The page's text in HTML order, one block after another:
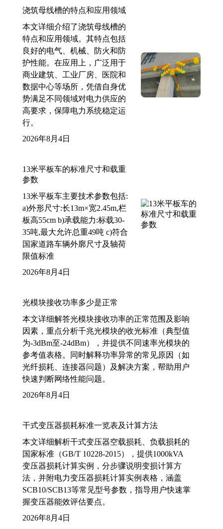
浇筑母线槽的特点和应用领域
本文详细介绍了浇筑母线槽的
特点和应用领域。其特点包括
良好的电气、机械、防火和防
护性能。在应用上，广泛用于
商业建筑、工业厂房、医院和
数据中心等场所，凭借自身优
势满足不同领域对电力供应的
高要求，保障电力系统稳定运
行。
2026年8月4日
13米平板车的标准尺寸和载重
参数
13米平板车主要技术参数包括:
a)外形尺寸:长13m×宽2.45m,栏
板高55cm b)承载能力:标载30-
35吨,最大允许总重49吨 c)符合
国家道路车辆外廓尺寸及轴荷
限值标准
2026年8月4日
光模块接收功率多少是正常
本文详细解答光模块接收功率的正常范围及影响
因素，重点分析千兆光模块的收光标准（典型值
为-3dBm至-24dBm），并提供不同速率光模块的
参考值表格。同时解释功率异常的常见原因（如
光纤损耗、连接器问题）及解决方案，帮助用户
快速判断网络性能问题。
2026年8月4日
干式变压器损耗标准一览表及计算方法
本文详细解析干式变压器空载损耗、负载损耗的
国家标准（GB/T 10228-2015），提供1000kVA
变压器损耗计算实例，分步骤说明变损计算方
法，并附电力变压器损耗计算实例表格，涵盖
SCB10/SCB13等常见型号参数，指导用户快速掌
握变压器能效评估要点。
2026年8月4日